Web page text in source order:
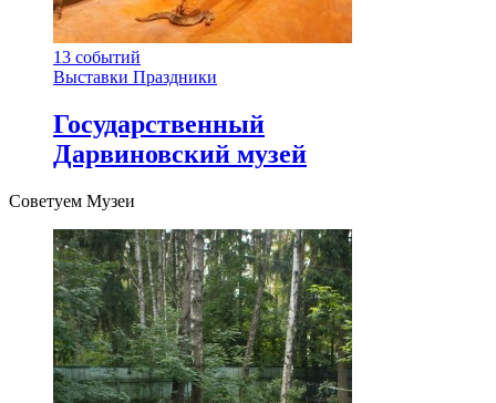
13 событий
Выставки Праздники
Государственный
Дарвиновский музей
Советуем Музеи